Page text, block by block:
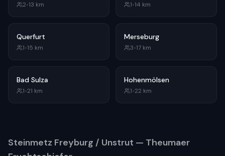
2•13 km 1•14 km
Querfurt
1•15 km
Merseburg
3•17 km
Bad Sulza
1•21 km
Hohenmölsen
1•22 km
Steinmetz Freyburg / Unstrut — Theumaer